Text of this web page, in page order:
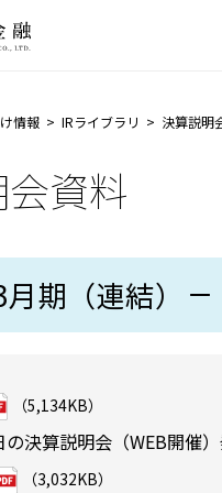
情報 IRライブラリ 決算説明
資料
期（連結）
（5,134KB）
決算説明会（WEB開催
（3,032KB）